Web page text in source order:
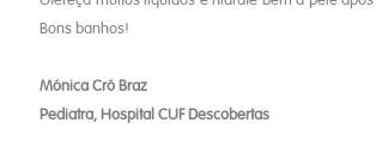
Bons banhos!
Mónica Cró Braz
Pediatra, Hospital CUF Descobertas